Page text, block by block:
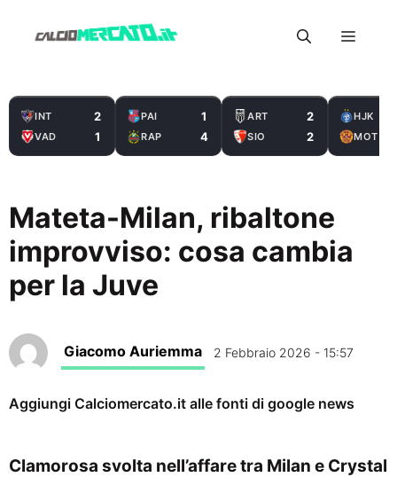
Menu
INT 2
VAD 1
PAI 1
RAP 4
ART 2
SIO 2
HJK
MOT
Mateta-Milan, ribaltone
improvviso: cosa cambia
per la Juve
Giacomo Auriemma 2 Febbraio 2026 - 15:57
Aggiungi Calciomercato.it alle fonti di google news
Clamorosa svolta nell’affare tra Milan e Crystal